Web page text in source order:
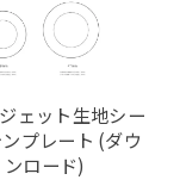
ェット生地シー
ンプレート (ダウ
ンロード)